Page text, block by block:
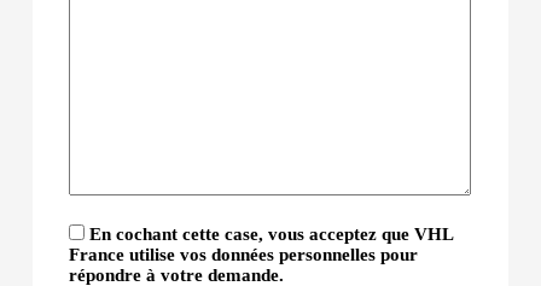
En cochant cette case, vous acceptez que VHL
France utilise vos données personnelles pour
répondre à votre demande.